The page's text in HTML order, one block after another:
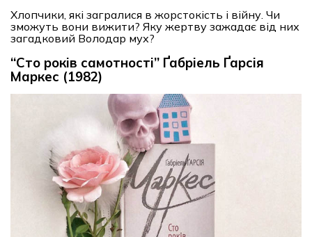
Хлопчики, які загралися в жорстокість і війну. Чи
зможуть вони вижити? Яку жертву зажадає від них
загадковий Володар мух?
“Сто років самотності” Ґабріель Ґарсія
Маркес (1982)